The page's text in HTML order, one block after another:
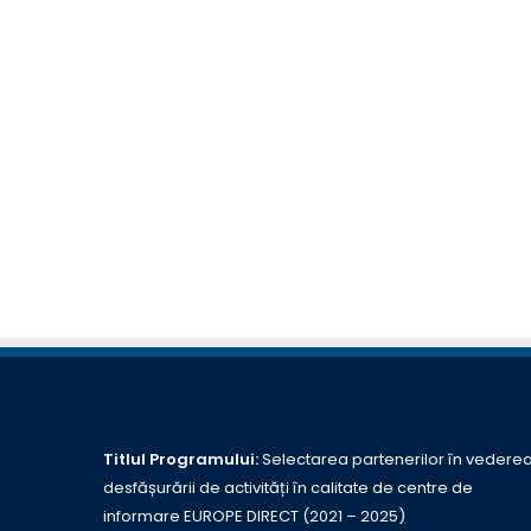
Titlul Programului:Selectarea partenerilor în
desfășurării de activități în calitate de centre de
informare EUROPE DIRECT (2021 – 2025)